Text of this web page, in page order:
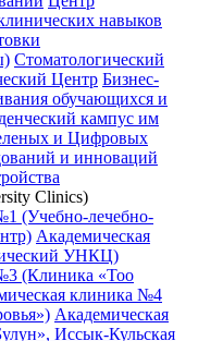
навыков
Стоматологический
Центр Бизнес-
обучающихся и
кампус им
и Цифровых
и инноваций
Clinics)
(Учебно-лечебно-
Академическая
УНКЦ)
(Клиника «Тоо
клиника №4
Академическая
Иссык-Кульская